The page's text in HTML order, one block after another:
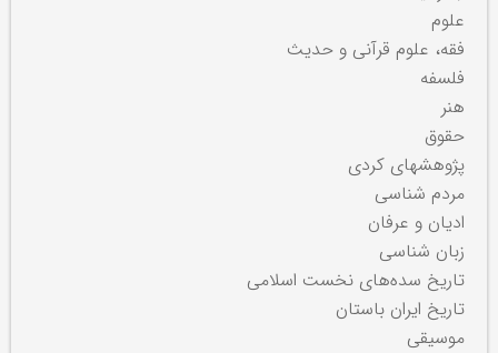
علوم
فقه، علوم قرآنی و حدیث
فلسفه
هنر
حقوق
پژوهشهای کردی
مردم شناسی
ادیان و عرفان
زبان شناسی
تاریخ سده‌های نخست اسلامی
تاریخ ایران باستان
موسیقی